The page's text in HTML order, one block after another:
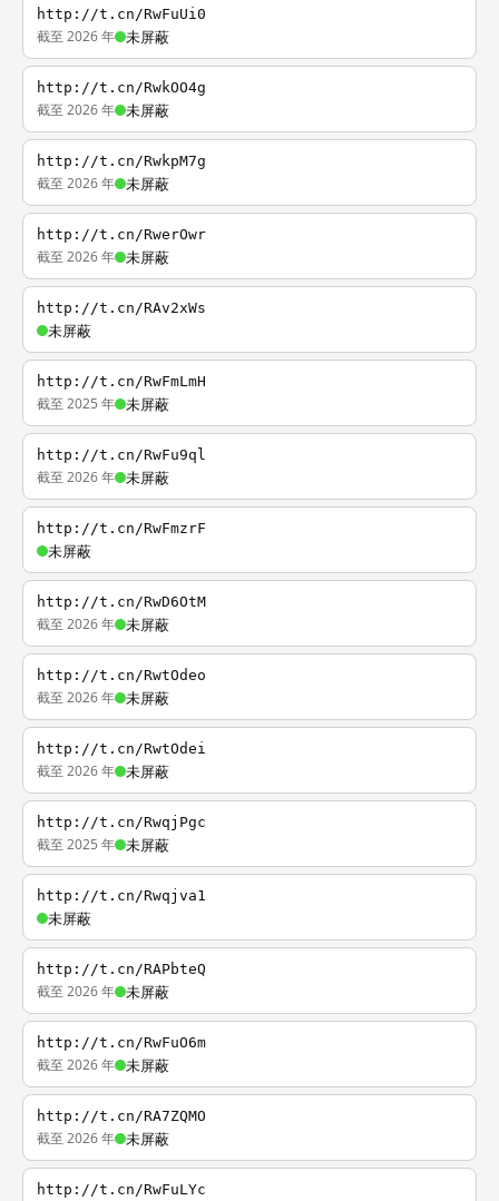
http://t.cn/RwFuUi0
截至 2026 年 未屏蔽
http://t.cn/RwkOO4g
截至 2026 年 未屏蔽
http://t.cn/RwkpM7g
截至 2026 年 未屏蔽
http://t.cn/RwerOwr
截至 2026 年 未屏蔽
http://t.cn/RAv2xWs
未屏蔽
http://t.cn/RwFmLmH
截至 2025 年 未屏蔽
http://t.cn/RwFu9ql
截至 2026 年 未屏蔽
http://t.cn/RwFmzrF
未屏蔽
http://t.cn/RwD6OtM
截至 2026 年 未屏蔽
http://t.cn/RwtOdeo
截至 2026 年 未屏蔽
http://t.cn/RwtOdei
截至 2026 年 未屏蔽
http://t.cn/RwqjPgc
截至 2025 年 未屏蔽
http://t.cn/Rwqjva1
未屏蔽
http://t.cn/RAPbteQ
截至 2026 年 未屏蔽
http://t.cn/RwFuO6m
截至 2026 年 未屏蔽
http://t.cn/RA7ZQMO
截至 2026 年 未屏蔽
http://t.cn/RwFuLYc